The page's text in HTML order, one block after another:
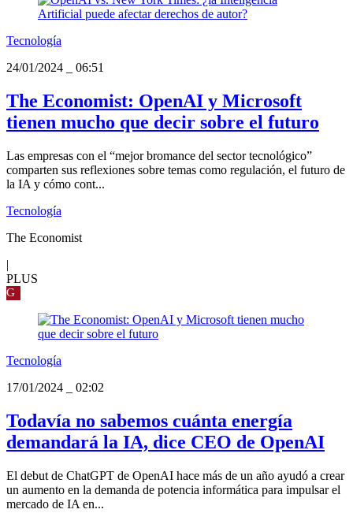
Tecnología
24/01/2024
06:51
The Economist: OpenAI y Microsoft
tienen mucho que decir sobre el futuro
Las empresas con el “mejor bromance del sector tecnológico”
comparten sus reflexiones sobre temas como regulación, el futuro de
la IA y cómo cont...
Tecnología
The Economist
|
PLUS
G
Tecnología
17/01/2024
02:02
Todavía no sabemos cuánta energía
demandará la IA, dice CEO de OpenAI
El debut de ChatGPT de OpenAI hace más de un año ayudó a crear
un aumento en la demanda de potencia informática para impulsar el
mercado de IA en...